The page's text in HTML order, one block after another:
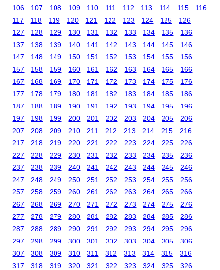
106
107 108 109 110 111 112 113 114 115
116
117
118 119 120 121 122 123 124 125
126
127
128 129 130 131 132 133 134 135
136
137
138 139 140 141 142 143 144 145
146
147
148 149 150 151 152 153 154 155
156
157
158 159 160 161 162 163 164 165
166
167
168 169 170 171 172 173 174 175
176
177
178 179 180 181 182 183 184 185
186
187
188 189 190 191 192 193 194 195
196
197
198 199 200 201 202 203 204 205
206
207
208 209 210 211 212 213 214 215
216
217
218 219 220 221 222 223 224 225
226
227
228 229 230 231 232 233 234 235
236
237
238 239 240 241 242 243 244 245
246
247
248 249 250 251 252 253 254 255
256
257
258 259 260 261 262 263 264 265
266
267
268 269 270 271 272 273 274 275
276
277
278 279 280 281 282 283 284 285
286
287
288 289 290 291 292 293 294 295
296
297
298 299 300 301 302 303 304 305
306
307
308 309 310 311 312 313 314 315
316
317
318 319 320 321 322 323 324 325
326